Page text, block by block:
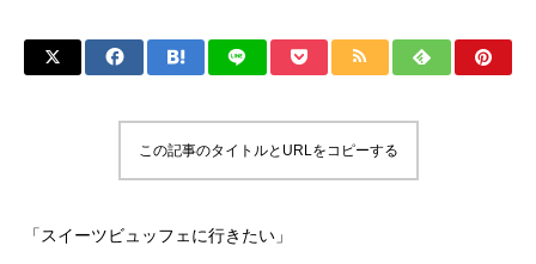
この記事のタイトルとURLをコピーする
「スイーツビュッフェに行きたい」